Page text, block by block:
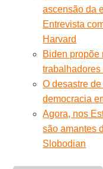
ascensão da
Entrevista
Harvard
Biden propõe
O desastre
democracia
Agora, nos
são amantes
Slobodian